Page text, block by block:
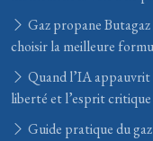
Gaz propane
choisir la meilleure
Quand l’IA appauvrit
liberté et l’esprit critique
Guide pratique du